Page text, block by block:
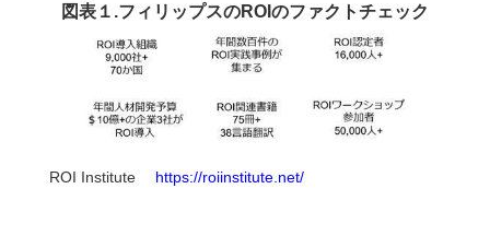
図表１.フィリップスのROIのファクトチェック
ROI Institute https://roiinstitute.net/